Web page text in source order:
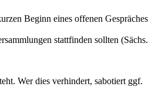
Beginn eines offenen Gespräches
stattfinden sollten (Sächs.
Wer dies verhindert, sabotiert ggf.